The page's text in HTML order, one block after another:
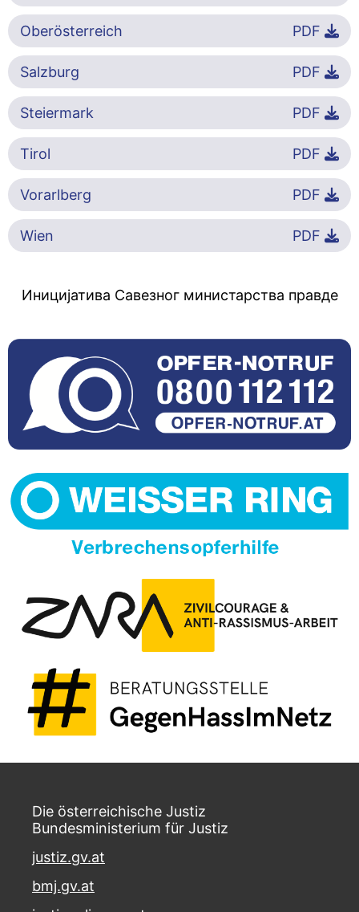
Oberösterreich PDF
Salzburg PDF
Steiermark PDF
Tirol PDF
Vorarlberg PDF
Wien PDF
Иницијатива Савезног министарства правде
Die österreichische Justiz
Bundesministerium für Justiz
justiz.gv.at
bmj.gv.at